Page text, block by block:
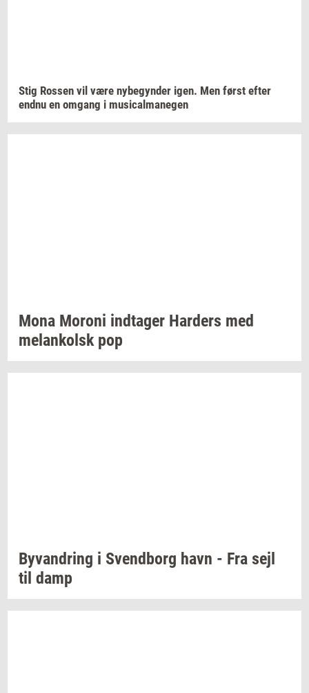
Stig Ros­sen vil være ny­be­gyn­der igen. Men først efter
endnu en om­gang i mu­si­cal­ma­ne­gen
Mona Mor­o­ni ind­ta­ger Har­ders med
melan­kolsk pop
Byvan­dring i Svend­borg havn - Fra sejl
til damp